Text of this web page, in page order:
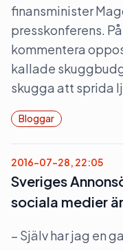
finansminister
presskonferens.
kommentera
kallade
skugga att sprida
Bloggar
2016-07-28, 22:05
Sveriges
sociala medier
– Själv har jag en